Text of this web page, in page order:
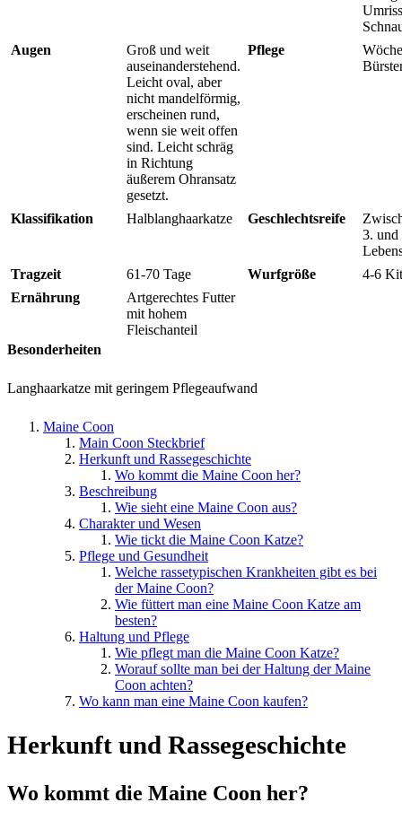
Augen
Groß und weit
auseinanderstehend.
Leicht oval, aber
nicht mandelförmig,
erscheinen rund,
wenn sie weit offen
sind. Leicht schräg
in Richtung
äußerem Ohransatz
gesetzt.
Pflege
Klassifikation Halblanghaarkatze Geschlechtsreife
3. und
Tragzeit
61-70 Tage Wurfgröße
4-6
Ernährung
Artgerechtes Futter
mit hohem
Fleischanteil
Besonderheiten
Langhaarkatze mit geringem Pflegeaufwand
Maine Coon
Main Coon Steckbrief
Herkunft und Rassegeschichte
Wo kommt die Maine Coon her?
Beschreibung
Wie sieht eine Maine Coon aus?
Charakter und Wesen
Wie tickt die Maine Coon Katze?
Pflege und Gesundheit
Welche rassetypischen Krankheiten gibt es bei
der Maine Coon?
Wie füttert man eine Maine Coon Katze am
besten?
Haltung und Pflege
Wie pflegt man die Maine Coon Katze?
Worauf sollte man bei der Haltung der Maine
Coon achten?
Wo kann man eine Maine Coon kaufen?
Herkunft und Rassegeschichte
Wo kommt die Maine Coon her?